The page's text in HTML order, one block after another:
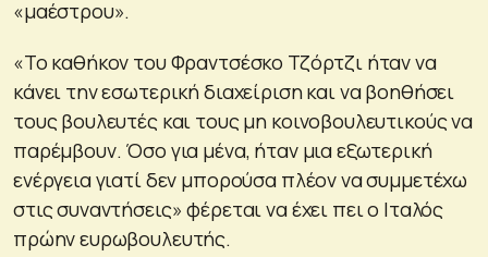
«μαέστρου».
«Το καθήκον του Φραντσέσκο Τζόρτζι ήταν να
κάνει την εσωτερική διαχείριση και να βοηθήσει
τους βουλευτές και τους μη κοινοβουλευτικούς να
παρέμβουν. Όσο για μένα, ήταν μια εξωτερική
ενέργεια γιατί δεν μπορούσα πλέον να συμμετέχω
στις συναντήσεις» φέρεται να έχει πει ο Ιταλός
πρώην ευρωβουλευτής.